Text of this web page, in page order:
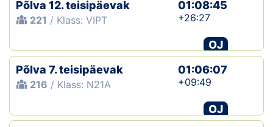
Tulemused
Dokumendid
Klubid
Suletud maastikud
Põlva 12. teisipäevak
221 / Klass: VIPT
01:08:45
+26:27
OJ
Põlva 7. teisipäevak
216 / Klass: N21A
01:06:07
+09:49
OJ